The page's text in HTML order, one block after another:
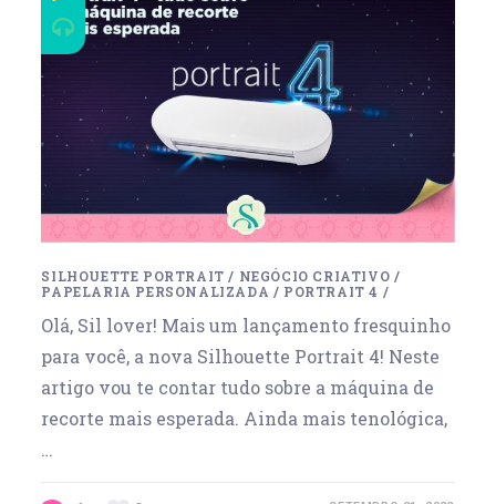
SILHOUETTE PORTRAIT / NEGÓCIO CRIATIVO /
PAPELARIA PERSONALIZADA / PORTRAIT 4 /
Olá, Sil lover! Mais um lançamento fresquinho
para você, a nova Silhouette Portrait 4! Neste
artigo vou te contar tudo sobre a máquina de
recorte mais esperada. Ainda mais tenológica,
…